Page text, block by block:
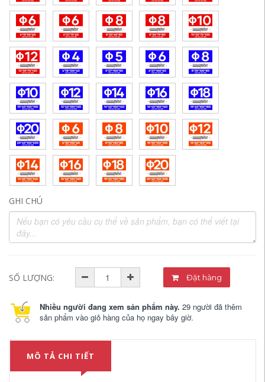
GHI CHÚ
SỐ LƯỢNG: Đặt hàng
Nhiều người đang xem sản phẩm này. 29 người đã thêm
sản phẩm vào giỏ hàng của họ ngay bây giờ.
MÔ TẢ CHI TIẾT